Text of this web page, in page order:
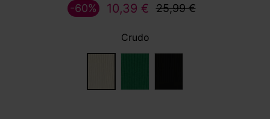
10,39 € 25,99 €
-60%
Crudo